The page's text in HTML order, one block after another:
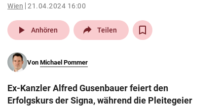
pin_drop
Wien arrow_right
search
eingeben
Wien 21.04.2024 16:00
play_arrow Anhören Teilen
Von Michael Pommer
Ex-Kanzler Alfred Gusenbauer feiert den
Erfolgskurs der Signa, während die Pleitegeier